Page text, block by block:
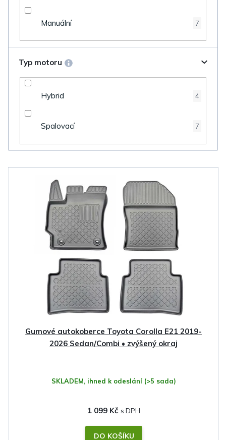
Manuální 7
Typ motoru
Hybrid 4
Spalovací 7
Gumové autokoberce Toyota Corolla E21 2019-
2026 Sedan/Combi • zvýšený okraj
SKLADEM, ihned k odeslání (>5 sada)
1 099 Kč
DO KOŠÍKU